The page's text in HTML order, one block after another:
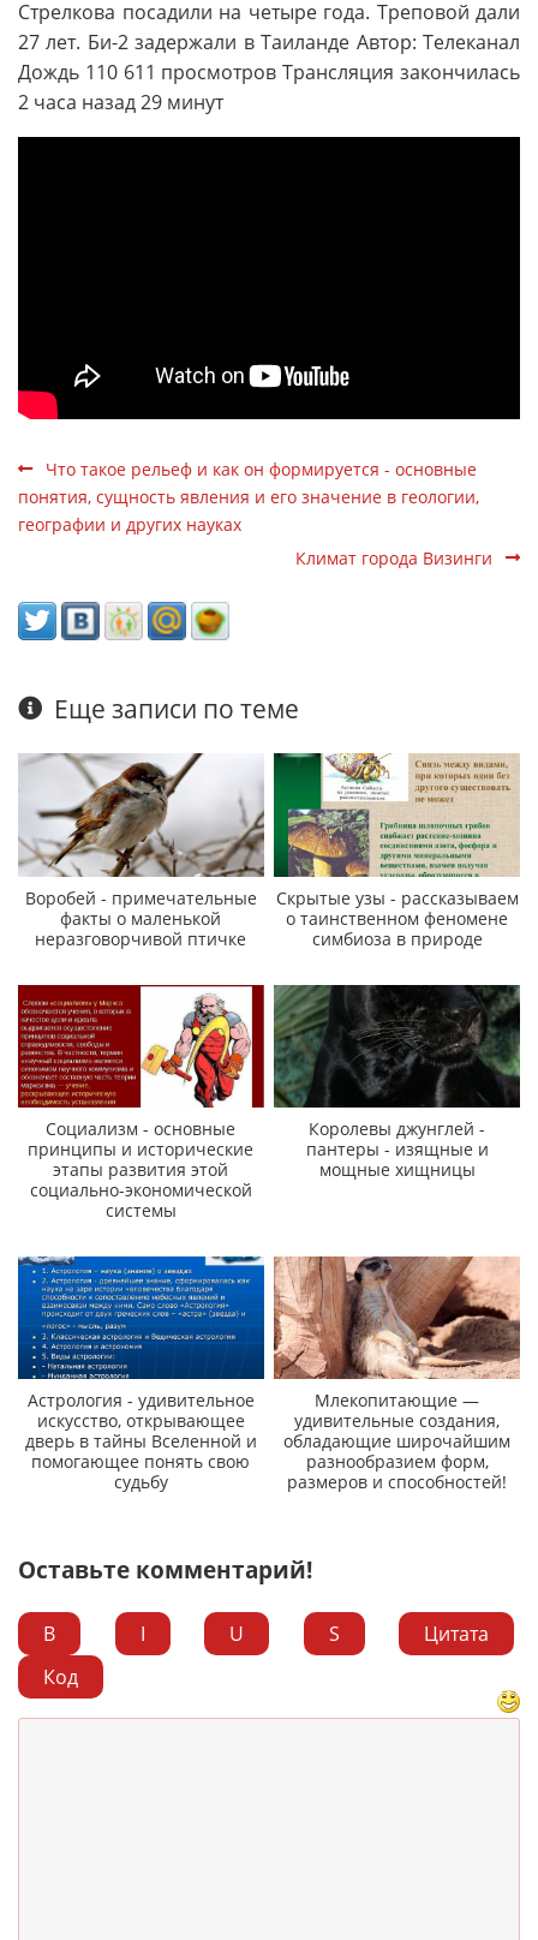
Стрелкова посадили на четыре года. Треповой дали
27 лет. Би-2 задержали в Таиланде Автор: Телеканал
Дождь 110 611 просмотров Трансляция закончилась
2 часа назад 29 минут
Что такое рельеф и как он формируется - основные
понятия, сущность явления и его значение в геологии,
географии и других науках
Климат города Визинги
Еще записи по теме
Воробей - примечательные
факты о маленькой
неразговорчивой птичке
Скрытые узы - рассказываем
о таинственном феномене
симбиоза в природе
Социализм - основные
принципы и исторические
этапы развития этой
социально-экономической
системы
Королевы джунглей -
пантеры - изящные и
мощные хищницы
Астрология - удивительное
искусство, открывающее
дверь в тайны Вселенной и
помогающее понять свою
судьбу
Млекопитающие —
удивительные создания,
обладающие широчайшим
разнообразием форм,
размеров и способностей!
Оставьте комментарий!
B I U S
Цитата
Код